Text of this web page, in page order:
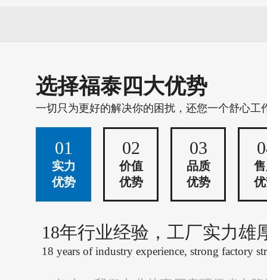
选择福泰四大优势
一切只为更好的解决你的困扰，还您一个舒心工
01
实力
优势
02
价值
优势
03
品质
优势
18年行业经验，工厂实力雄
18 years of industry experience, strong factory